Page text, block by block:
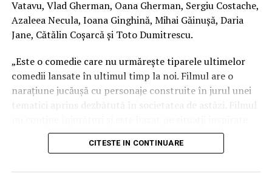
„În Pielea Mea”este un film produs de: CB MOTION
PICTURES.
Producător asociat: MAGNETIC MEDIA PRODUCTIONS;
Producător executiv: Adela Mara.
Manager producție: Iulia Cezara Roșu.
Realizat cu sprijinul:
Co-finanțatori:C&C HOUSE RESIDENCE, S&I BEST
Vatavu, Vlad Gherman, Oana Gherman, Sergiu Costache,
Azaleea Necula, Ioana Ginghină, Mihai Găinușă, Daria
Jane, Cătălin Coșarcă și Toto Dumitrescu.
„Este o comedie care nu urmărește tiparele ultimelor
comedii lansate în ultimul timp la noi. Filmul are o
narațiune jucăușă cu personaje construite în jurul unei
tematici aprins dezbătută în societatea de astăzi. Filmul
din viața reală.”, spune regizorul Paul Decu.
Decu, propune spectatorilor o abordare amuzantă a
CITESTE IN CONTINUARE